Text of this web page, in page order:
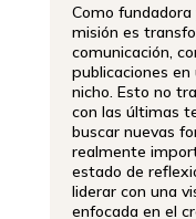
Como fundadora
misión es
comunicación,
publicaciones
nicho. Esto no
con las últimas
buscar nuevas
realmente
estado de
liderar con una
enfocada en el